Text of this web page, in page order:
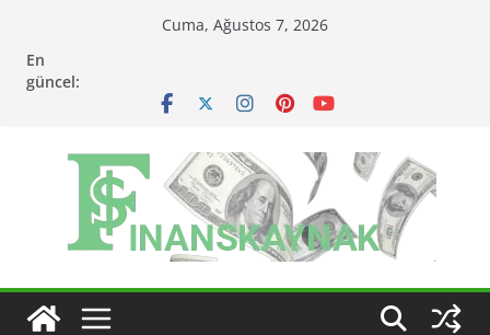
content
Cuma, Ağustos 7, 2026
En
güncel: